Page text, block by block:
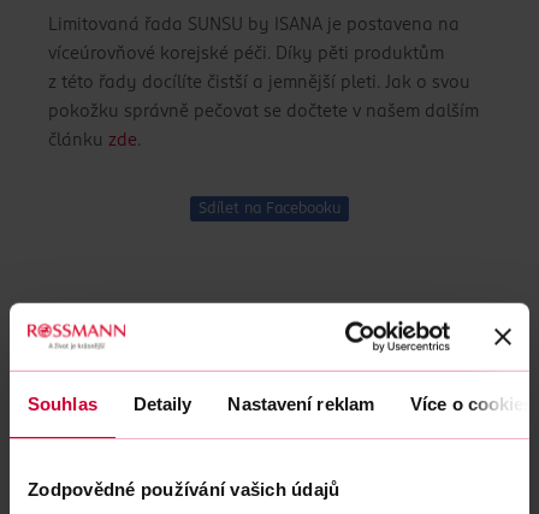
Souhlas Detaily Nastavení reklam Více o cookies
Zodpovědné používání vašich údajů
Limitovaná řada SUNSU by ISANA je postavena na
víceúrovňové korejské péči. Díky pěti produktům
z této řady docílíte čistší a jemnější pleti. Jak o svou
pokožku správně pečovat se dočtete v našem dalším
článku zde.
Sdílet na Facebooku
Další články z kategorie Novinky